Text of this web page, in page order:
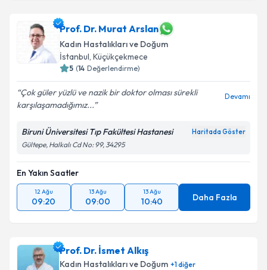
Prof. Dr. Murat Arslan
Kadın Hastalıkları ve Doğum
İstanbul, Küçükçekmece
5 (14 Değerlendirme)
Çok güler yüzlü ve nazik bir doktor olması sürekli
karşılaşamadığımız...
Devamı
Biruni Üniversitesi Tıp Fakültesi Hastanesi Haritada Göster
Gültepe, Halkalı Cd No: 99, 34295
En Yakın Saatler
12 Ağu
09:20
13 Ağu
09:00
13 Ağu
10:40 Daha Fazla
Prof. Dr. İsmet Alkış
Kadın Hastalıkları ve Doğum +1diğer